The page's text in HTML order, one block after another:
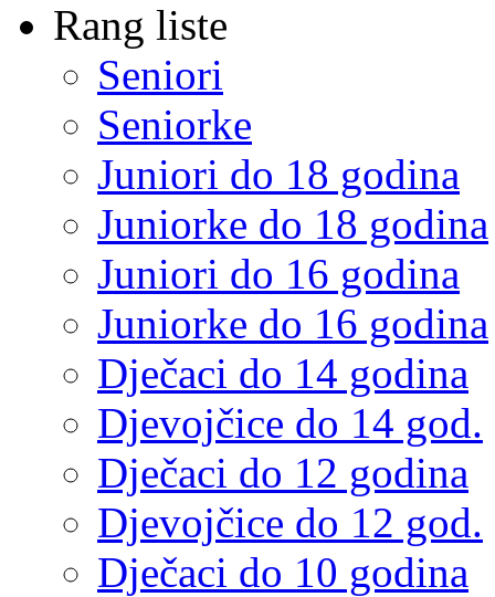
Rang liste
Seniori
Seniorke
Juniori do 18 godina
Juniorke do 18 godina
Juniori do 16 godina
Juniorke do 16 godina
Dječaci do 14 godina
Djevojčice do 14 god.
Dječaci do 12 godina
Djevojčice do 12 god.
Dječaci do 10 godina